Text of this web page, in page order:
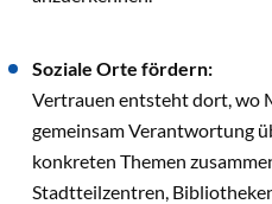
Soziale Orte fördern:
Vertrauen entsteht dort, wo
gemeinsam Verantwortung
konkreten Themen
Stadtteilzentren,